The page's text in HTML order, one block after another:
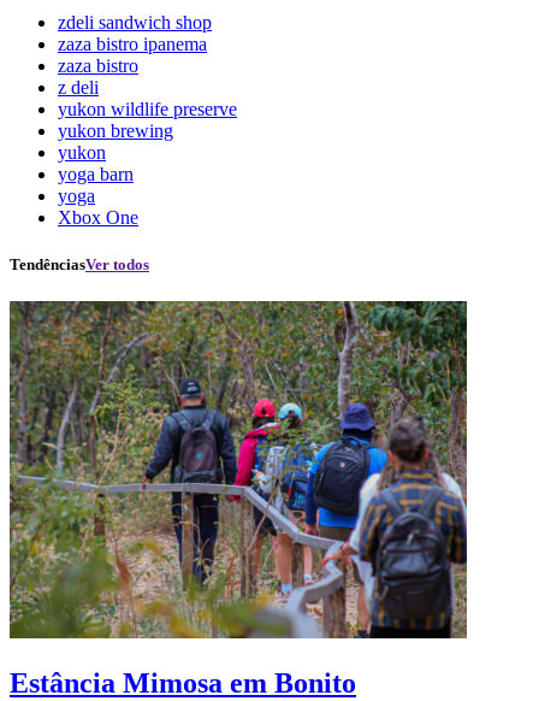
zdeli sandwich shop
zaza bistro ipanema
zaza bistro
z deli
yukon wildlife preserve
yukon brewing
yukon
yoga barn
yoga
Xbox One
TendênciasVer todos
Estância Mimosa em Bonito